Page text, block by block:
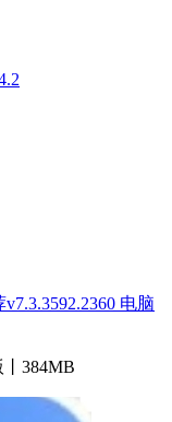
电脑
丨384MB